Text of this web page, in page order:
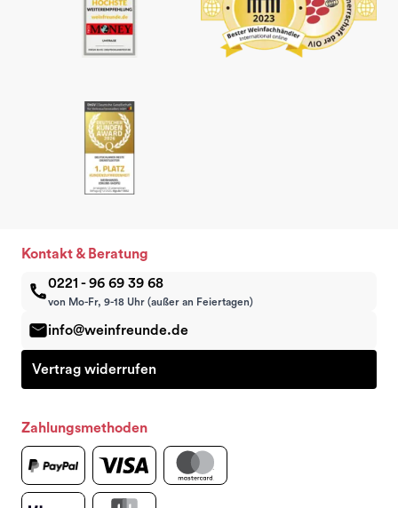
Kontakt & Beratung
0221 - 96 69 39 68
von Mo-Fr, 9-18 Uhr (außer an Feiertagen)
info@weinfreunde.de
Vertrag widerrufen
Zahlungsmethoden